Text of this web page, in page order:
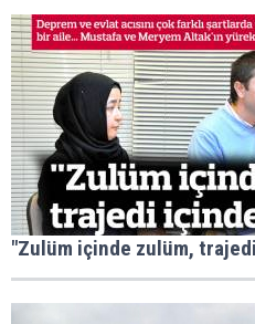
"Zulüm içinde zulüm,